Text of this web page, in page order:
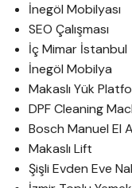
İnegöl Mobilyası
SEO Çalışması
İç Mimar İstanbul
İnegöl Mobilya
Makaslı Yük
DPF Cleaning
Bosch Manuel El
Makaslı Lift
Şişli Evden Eve